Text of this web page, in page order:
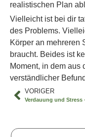
realistischen Plan
Vielleicht ist bei dir
des Problems.
Körper an mehreren
braucht. Beides ist
Moment, in dem aus
verständlicher
VORIGER